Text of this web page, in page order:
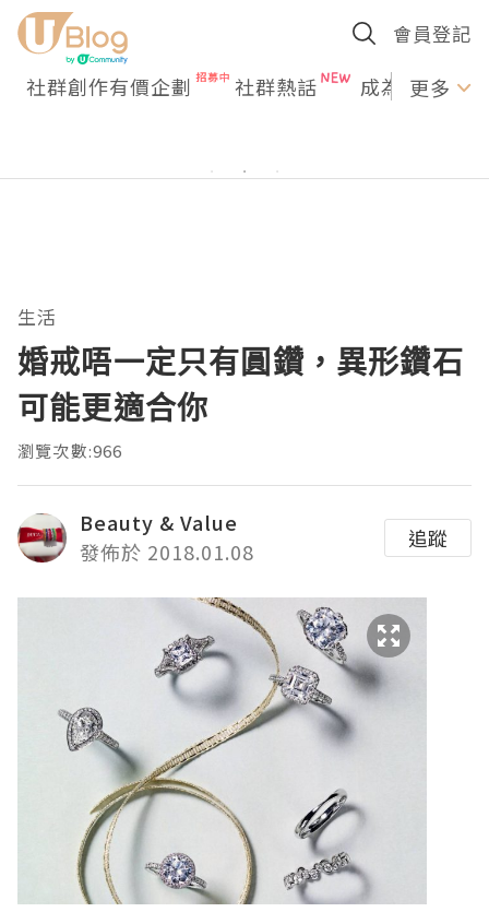
會員登記
社群創作有價企劃 社群熱話 成為U更多
生活
婚戒唔一定只有圓鑽，異形鑽石
可能更適合你
瀏覽次數:966
Beauty & Value
發佈於 2018.01.08
追蹤